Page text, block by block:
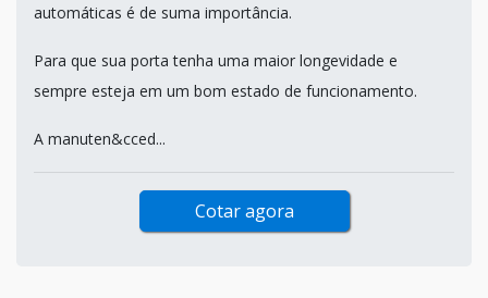
automáticas é de suma importância.
Para que sua porta tenha uma maior longevidade e
sempre esteja em um bom estado de funcionamento.
A manuten&cced...
Cotar agora